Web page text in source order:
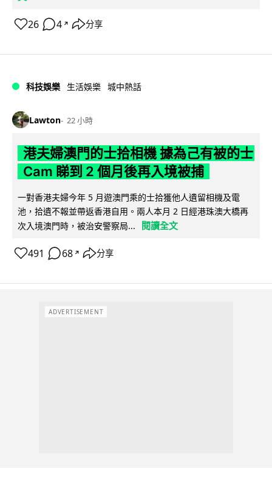
26 4 ↗ 分享
科技娛樂 生活娛樂 城中熱話
Lawton 22 小時
港夫婦澳門的士拾相機 據為己有被的士
Cam 睇到 2 個月後再入境被捕
一對香港夫婦今年 5 月遊澳門乘的士拾獲他人遺留相機及電
池，拾遺不報並帶返香港自用。兩人本月 2 日經港珠澳大橋再
次入境澳門時，被治安警察局...
閱讀全文
491 68 ↗ 分享
ADVERTISEMENT